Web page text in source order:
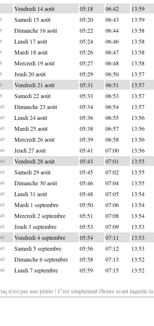
Vendredi 14 août 05:18 06:42 13:59
Samedi 15 août 05:20 06:43 13:59
Dimanche 16 août 05:22 06:44 13:58
Lundi 17 août 05:24 06:46 13:58
Mardi 18 août 05:26 06:47 13:58
Mercredi 19 août 05:27 06:48 13:58
Jeudi 20 août 05:29 06:50 13:57
Vendredi 21 août 05:31 06:51 13:57
Samedi 22 août 05:33 06:53 13:57
Dimanche 23 août 05:34 06:54 13:57
Lundi 24 août 05:36 06:55 13:56
Mardi 25 août 05:38 06:57 13:56
Mercredi 26 août 05:39 06:58 13:56
Jeudi 27 août 05:41 07:00 13:56
Vendredi 28 août 05:43 07:01 13:55
Samedi 29 août 05:45 07:02 13:55
Dimanche 30 août 05:46 07:04 13:55
Lundi 31 août 05:48 07:05 13:54
Mardi 1 septembre 05:50 07:06 13:54
Mercredi 2 septembre 05:51 07:08 13:54
Jeudi 3 septembre 05:53 07:09 13:53
Vendredi 4 septembre 05:54 07:11 13:53
Samedi 5 septembre 05:56 07:12 13:53
Dimanche 6 septembre 05:58 07:13 13:52
Lundi 7 septembre 05:59 07:15 13:52
n'est pas une prière ! C'est simplement l'heure avant laquelle